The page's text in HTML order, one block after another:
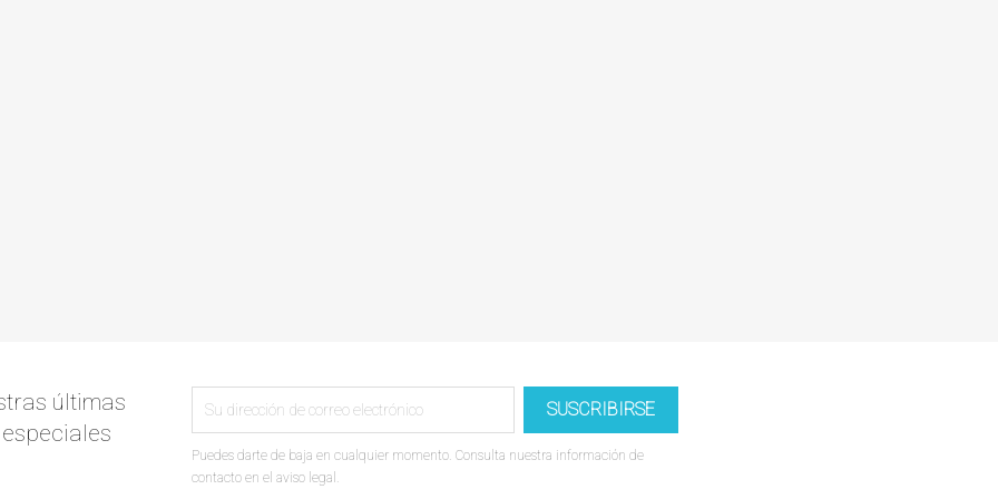
últimas
Puedes darte de baja en cualquier momento. Consulta nuestra información de
contacto en el aviso legal.